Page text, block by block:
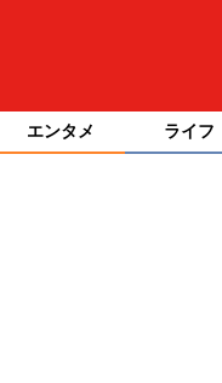
エンタメ ライフ